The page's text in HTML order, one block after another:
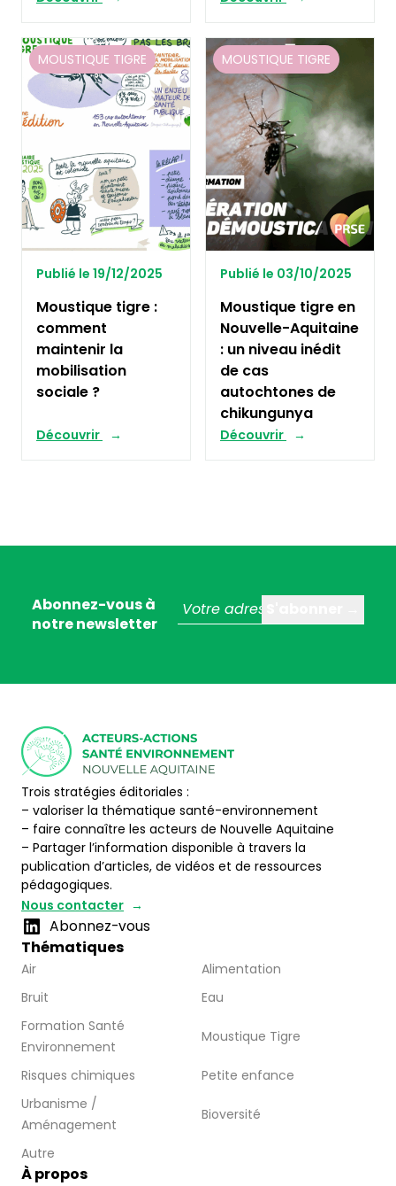
MOUSTIQUE TIGRE
Publié le 19/12/2025
Moustique tigre :
comment
maintenir la
mobilisation
sociale ?
Découvrir
MOUSTIQUE TIGRE
Publié le 03/10/2025
Moustique tigre en
Nouvelle-Aquitaine
: un niveau inédit
de cas
autochtones de
chikungunya
Découvrir
Abonnez-vous à
notre newsletter
Trois stratégies éditoriales :
– valoriser la thématique santé-environnement
– faire connaître les acteurs de Nouvelle Aquitaine
– Partager l’information disponible à travers la
publication d’articles, de vidéos et de ressources
pédagogiques.
Nous contacter
Abonnez-vous
Thématiques
Air
Alimentation
Bruit
Eau
Formation Santé
Environnement
Moustique Tigre
Risques chimiques
Petite enfance
Urbanisme /
Aménagement
Bioversité
Autre
À propos